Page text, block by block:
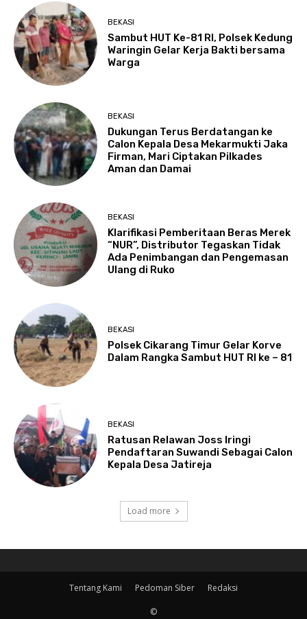
BEKASI
Sambut HUT Ke-81 RI, Polsek Kedung
Waringin Gelar Kerja Bakti bersama
Warga
BEKASI
Dukungan Terus Berdatangan ke
Calon Kepala Desa Mekarmukti Jaka
Firman, Mari Ciptakan Pilkades
Aman dan Damai
BEKASI
Klarifikasi Pemberitaan Beras Merek
“NUR”, Distributor Tegaskan Tidak
Ada Penimbangan dan Pengemasan
Ulang di Ruko
BEKASI
Polsek Cikarang Timur Gelar Korve
Dalam Rangka Sambut HUT RI ke – 81
BEKASI
Ratusan Relawan Joss Iringi
Pendaftaran Suwandi Sebagai Calon
Kepala Desa Jatireja
Load more
Tentang Kami Pedoman Siber Redaksi
©